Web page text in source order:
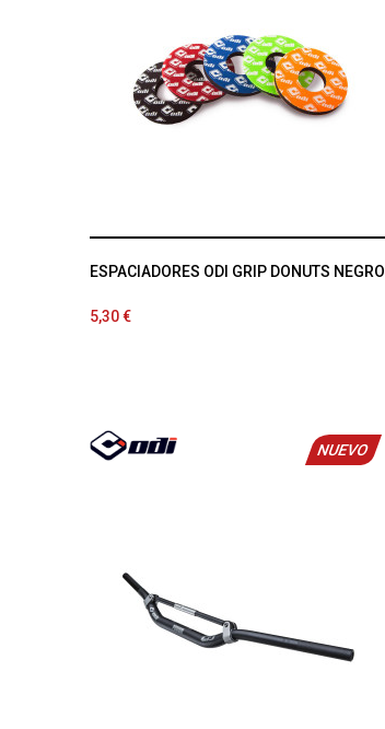
ESPACIADORES ODI GRIP DONUTS NEGRO
5,30 €
NUEVO